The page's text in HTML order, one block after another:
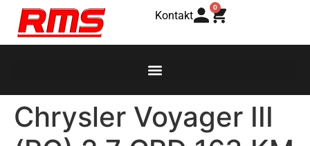
Kontakt
0
Chrysler Voyager III